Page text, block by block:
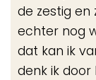
de zestig en
echter nog
dat kan ik
denk ik